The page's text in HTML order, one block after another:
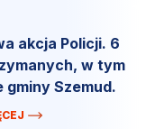
akcja Policji. 6
w tym
gminy Szemud.